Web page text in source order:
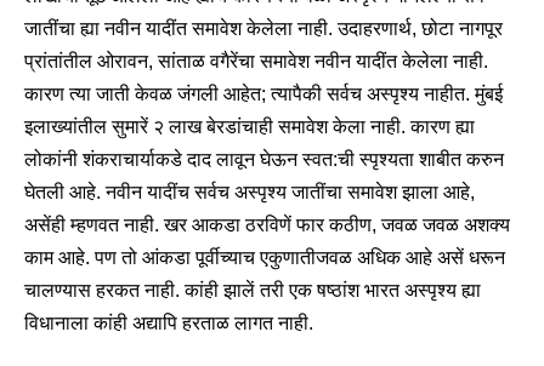
जातींचा ह्या नवीन यादींत समावेश केलेला नाही. उदाहरणार्थ, छोटा नागपूर
प्रांतांतील ओरावन, सांताळ वगैरेंचा समावेश नवीन यादींत केलेला नाही.
कारण त्या जाती केवळ जंगली आहेत; त्यापैकी सर्वच अस्पृश्य नाहीत. मुंबई
इलाख्यांतील सुमारें २ लाख बेरडांचाही समावेश केला नाही. कारण ह्या
लोकांनी शंकराचार्याकडे दाद लावून घेऊन स्वत:ची स्पृश्यता शाबीत करुन
घेतली आहे. नवीन यादींच सर्वच अस्पृश्य जातींचा समावेश झाला आहे,
असेंही म्हणवत नाही. खर आकडा ठरविणें फार कठीण, जवळ जवळ अशक्य
काम आहे. पण तो आंकडा पूर्वीच्याच एकुणातीजवळ अधिक आहे असें धरून
चालण्यास हरकत नाही. कांही झालें तरी एक षष्ठांश भारत अस्पृश्य ह्या
विधानाला कांही अद्यापि हरताळ लागत नाही.